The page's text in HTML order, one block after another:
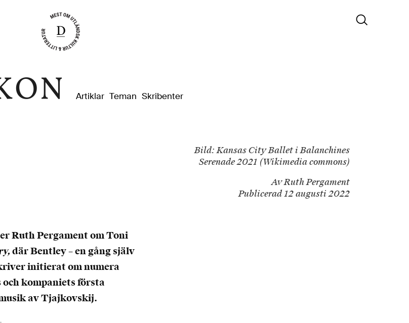
Artiklar Teman Skribenter
Bild: Kansas City Ballet i Balanchines
Serenade 2021 (Wikimedia commons)
Av Ruth Pergament
Publicerad 12 augusti 2022
Ruth Pergament om Toni
där Bentley – en gång själv
initierat om numera
kompaniets första
av Tjajkovskij.